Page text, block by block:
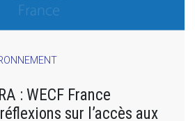
: WECF France
sur l’accès aux